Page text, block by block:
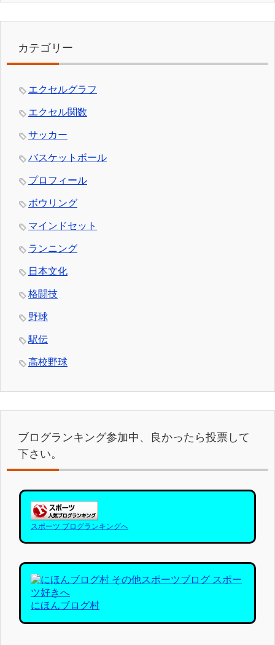
カテゴリー
エクセルグラフ
エクセル関数
サッカー
バスケットボール
プロフィール
ボウリング
マインドセット
ランニング
日本文化
格闘技
野球
駅伝
高校野球
ブログランキング参加中、良かったら投票して
下さい。
スポーツ ブログランキングへ
にほんブログ村